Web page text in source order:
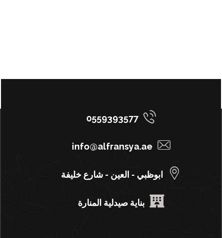
0559393577
info@alfransya.ae
ابوظبي - العين - شارع خليفة
بناية صيدلية المنارة